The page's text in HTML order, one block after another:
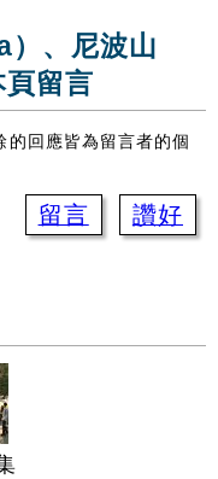
）、尼波山
留言
的回應皆為留言者的個
留言 讚好